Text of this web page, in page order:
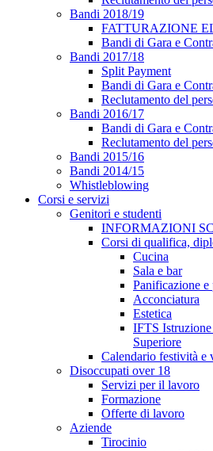
Bandi 2018/19
FATTURAZIONE
Bandi di Gara e
Bandi 2017/18
Split Payment
Bandi di Gara e
Reclutamento del
Bandi 2016/17
Bandi di Gara e
Reclutamento del
Bandi 2015/16
Bandi 2014/15
Whistleblowing
Corsi e servizi
Genitori e studenti
INFORMAZIONI
Corsi di qualifica,
Cucina
Sala e bar
Panificazione e
Acconciatura
Estetica
IFTS
Superiore
Calendario festività e
Disoccupati over 18
Servizi per il lavoro
Formazione
Offerte di lavoro
Aziende
Tirocinio